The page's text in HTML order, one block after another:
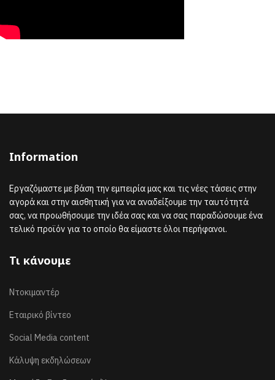
Information
Εργαζόμαστε με βάση την εμπειρία μας και τις νέες τάσεις στην
αγορά και στην αισθητική για να αναδείξουμε την ταυτότητά
σας, να προωθήσουμε την ιδέα σας και να σας παραδώσουμε ένα
τελικό προϊόν για το οποίο θα είμαστε όλοι περήφανοι.
Τι κάνουμε
Ντοκιμαντέρ
Εταιρικό βίντεο
Social Media content
Κάλυψη εκδηλώσεων